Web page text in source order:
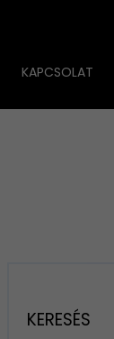
KAPCSOLAT
KERESÉS